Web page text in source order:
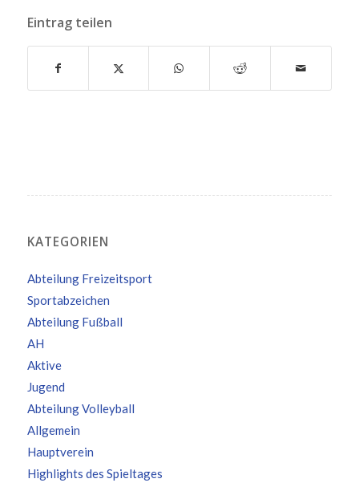
Eintrag teilen
KATEGORIEN
Abteilung Freizeitsport
Sportabzeichen
Abteilung Fußball
AH
Aktive
Jugend
Abteilung Volleyball
Allgemein
Hauptverein
Highlights des Spieltages